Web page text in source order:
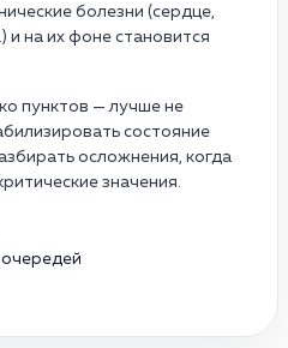
болезни (сердце,
и на их фоне становится
пунктов — лучше не
состояние
осложнения, когда
значения.